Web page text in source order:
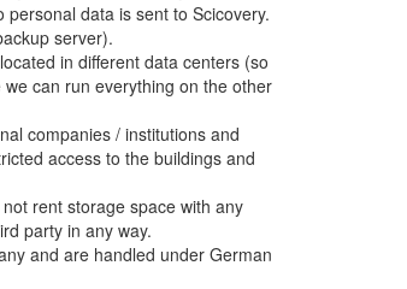
data is sent to Scicovery.
server).
in different data centers (so
can run everything on the other
companies / institutions and
access to the buildings and
rent storage space with any
party in any way.
and are handled under German